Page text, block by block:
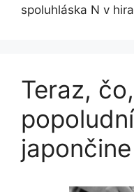
spoluhláska N v
Teraz,